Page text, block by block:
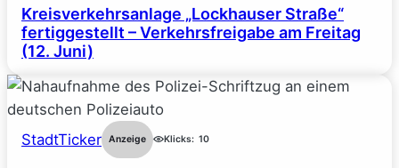
Kreisverkehrsanlage „Lockhauser Straße“
fertiggestellt – Verkehrsfreigabe am Freitag
(12. Juni)
StadtTicker Anzeige Klicks: 10